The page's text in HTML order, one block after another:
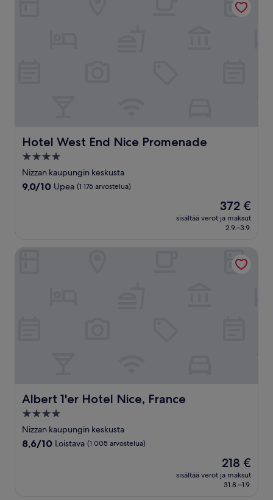
Hotel West End Nice Promenade
Hotel West End Nice Promenade
4.0
tähden
majoituspaikka
Nizzan kaupungin keskusta
9.0
9,0/10 Upea (1 176 arvostelua)
Hinta
on
372 €
372 €
sisältää verot ja maksut
2.9.–3.9.
Albert 1'er Hotel Nice, France
Albert 1'er Hotel Nice, France
4.0
tähden
majoituspaikka
Nizzan kaupungin keskusta
8.6
8,6/10 Loistava (1 005 arvostelua)
Hinta
on
218 €
218 €
sisältää verot ja maksut
31.8.–1.9.